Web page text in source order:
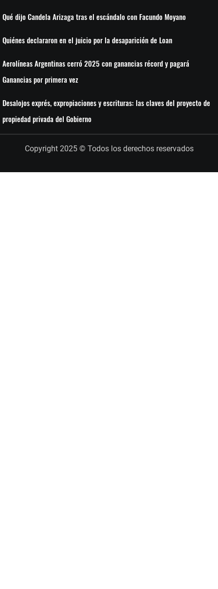
Qué dijo Candela Arizaga tras el escándalo con Facundo Moyano
Quiénes declararon en el juicio por la desaparición de Loan
Aerolíneas Argentinas cerró 2025 con ganancias récord y pagará
Ganancias por primera vez
Desalojos exprés, expropiaciones y escrituras: las claves del proyecto de
propiedad privada del Gobierno
Copyright 2025 © Todos los derechos reservados